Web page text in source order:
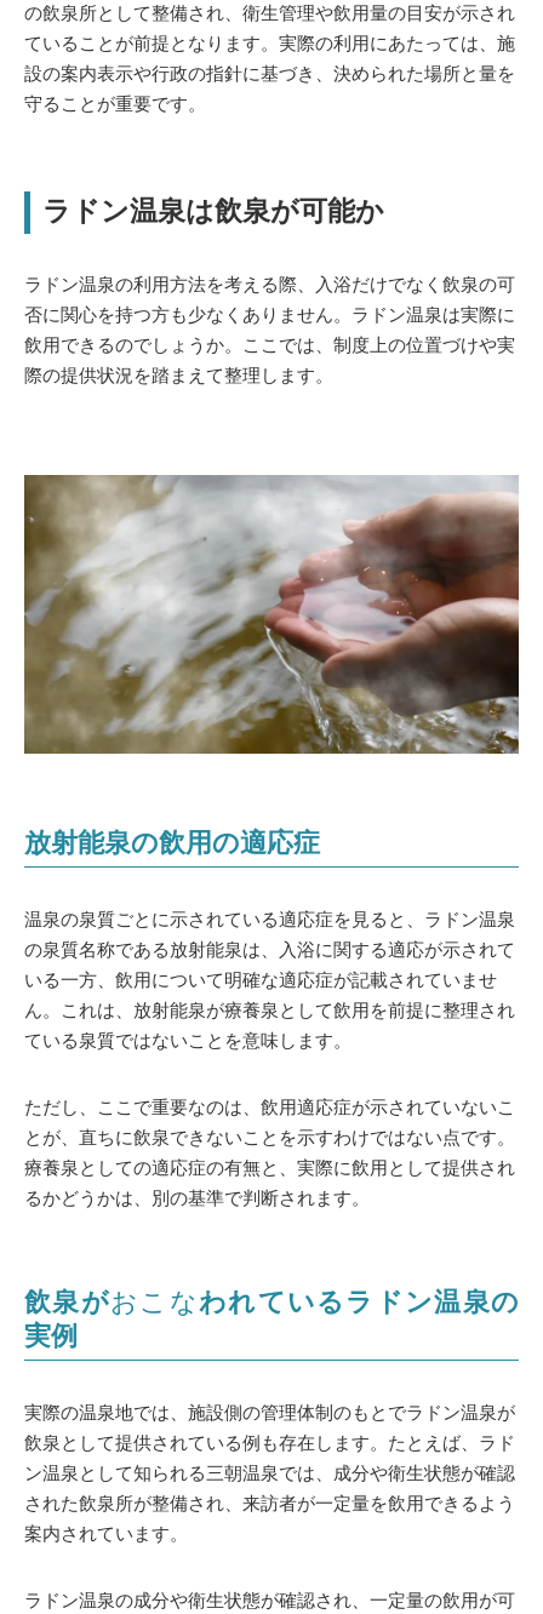
の飲泉所として整備され、衛生管理や飲用量の目安が示され
ていることが前提となります。実際の利用にあたっては、施
設の案内表示や行政の指針に基づき、決められた場所と量を
守ることが重要です。
ラドン温泉は飲泉が可能か
ラドン温泉の利用方法を考える際、入浴だけでなく飲泉の可
否に関心を持つ方も少なくありません。ラドン温泉は実際に
飲用できるのでしょうか。ここでは、制度上の位置づけや実
際の提供状況を踏まえて整理します。
放射能泉の飲用の適応症
温泉の泉質ごとに示されている適応症を見ると、ラドン温泉
の泉質名称である放射能泉は、入浴に関する適応が示されて
いる一方、飲用について明確な適応症が記載されていませ
ん。これは、放射能泉が療養泉として飲用を前提に整理され
ている泉質ではないことを意味します。
ただし、ここで重要なのは、飲用適応症が示されていないこ
とが、直ちに飲泉できないことを示すわけではない点です。
療養泉としての適応症の有無と、実際に飲用として提供され
るかどうかは、別の基準で判断されます。
飲泉がおこなわれているラドン温泉の
実例
実際の温泉地では、施設側の管理体制のもとでラドン温泉が
飲泉として提供されている例も存在します。たとえば、ラド
ン温泉として知られる三朝温泉では、成分や衛生状態が確認
された飲泉所が整備され、来訪者が一定量を飲用できるよう
案内されています。
ラドン温泉の成分や衛生状態が確認され、一定量の飲用が可